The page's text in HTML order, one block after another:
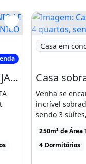
JARDIM I, JARDIM
CONDOMÍNIO LE JARDIM I, JARDIM BOTÂNICO, BRASÍLIA - DF
Imagem:
Casa em
Venha se
incrível
sendo 3
uma das
250m² de Área
4 Dormitórios